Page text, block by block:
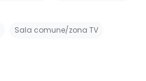
Sala comune/zona TV